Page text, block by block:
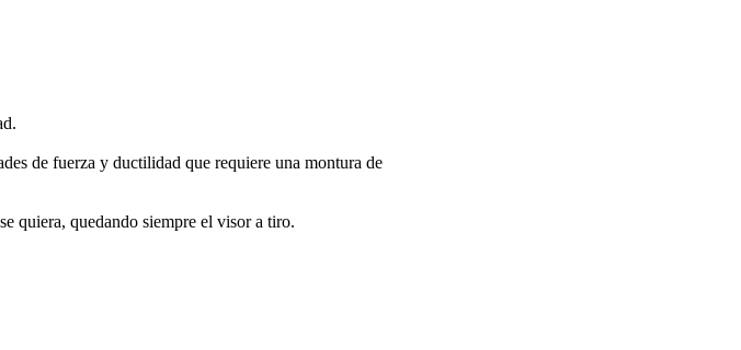
de fuerza y ductilidad que requiere una montura de
quiera, quedando siempre el visor a tiro.